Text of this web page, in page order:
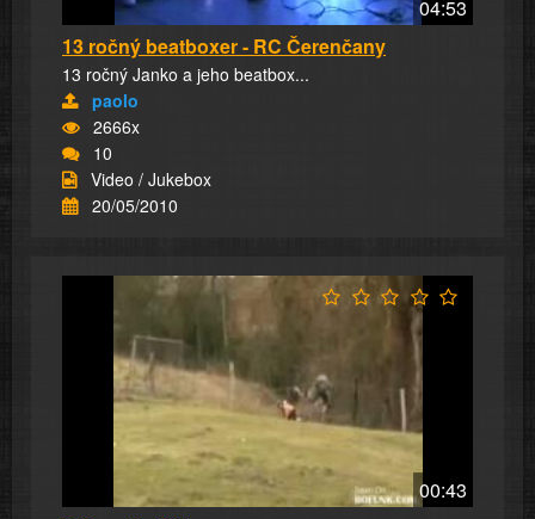
04:53
13 ročný beatboxer - RC Čerenčany
13 ročný Janko a jeho beatbox...
paolo
2666x
10
Video / Jukebox
20/05/2010
00:43